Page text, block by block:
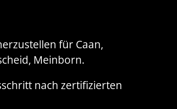
für Caan,
Meinborn.
nach zertifizierten